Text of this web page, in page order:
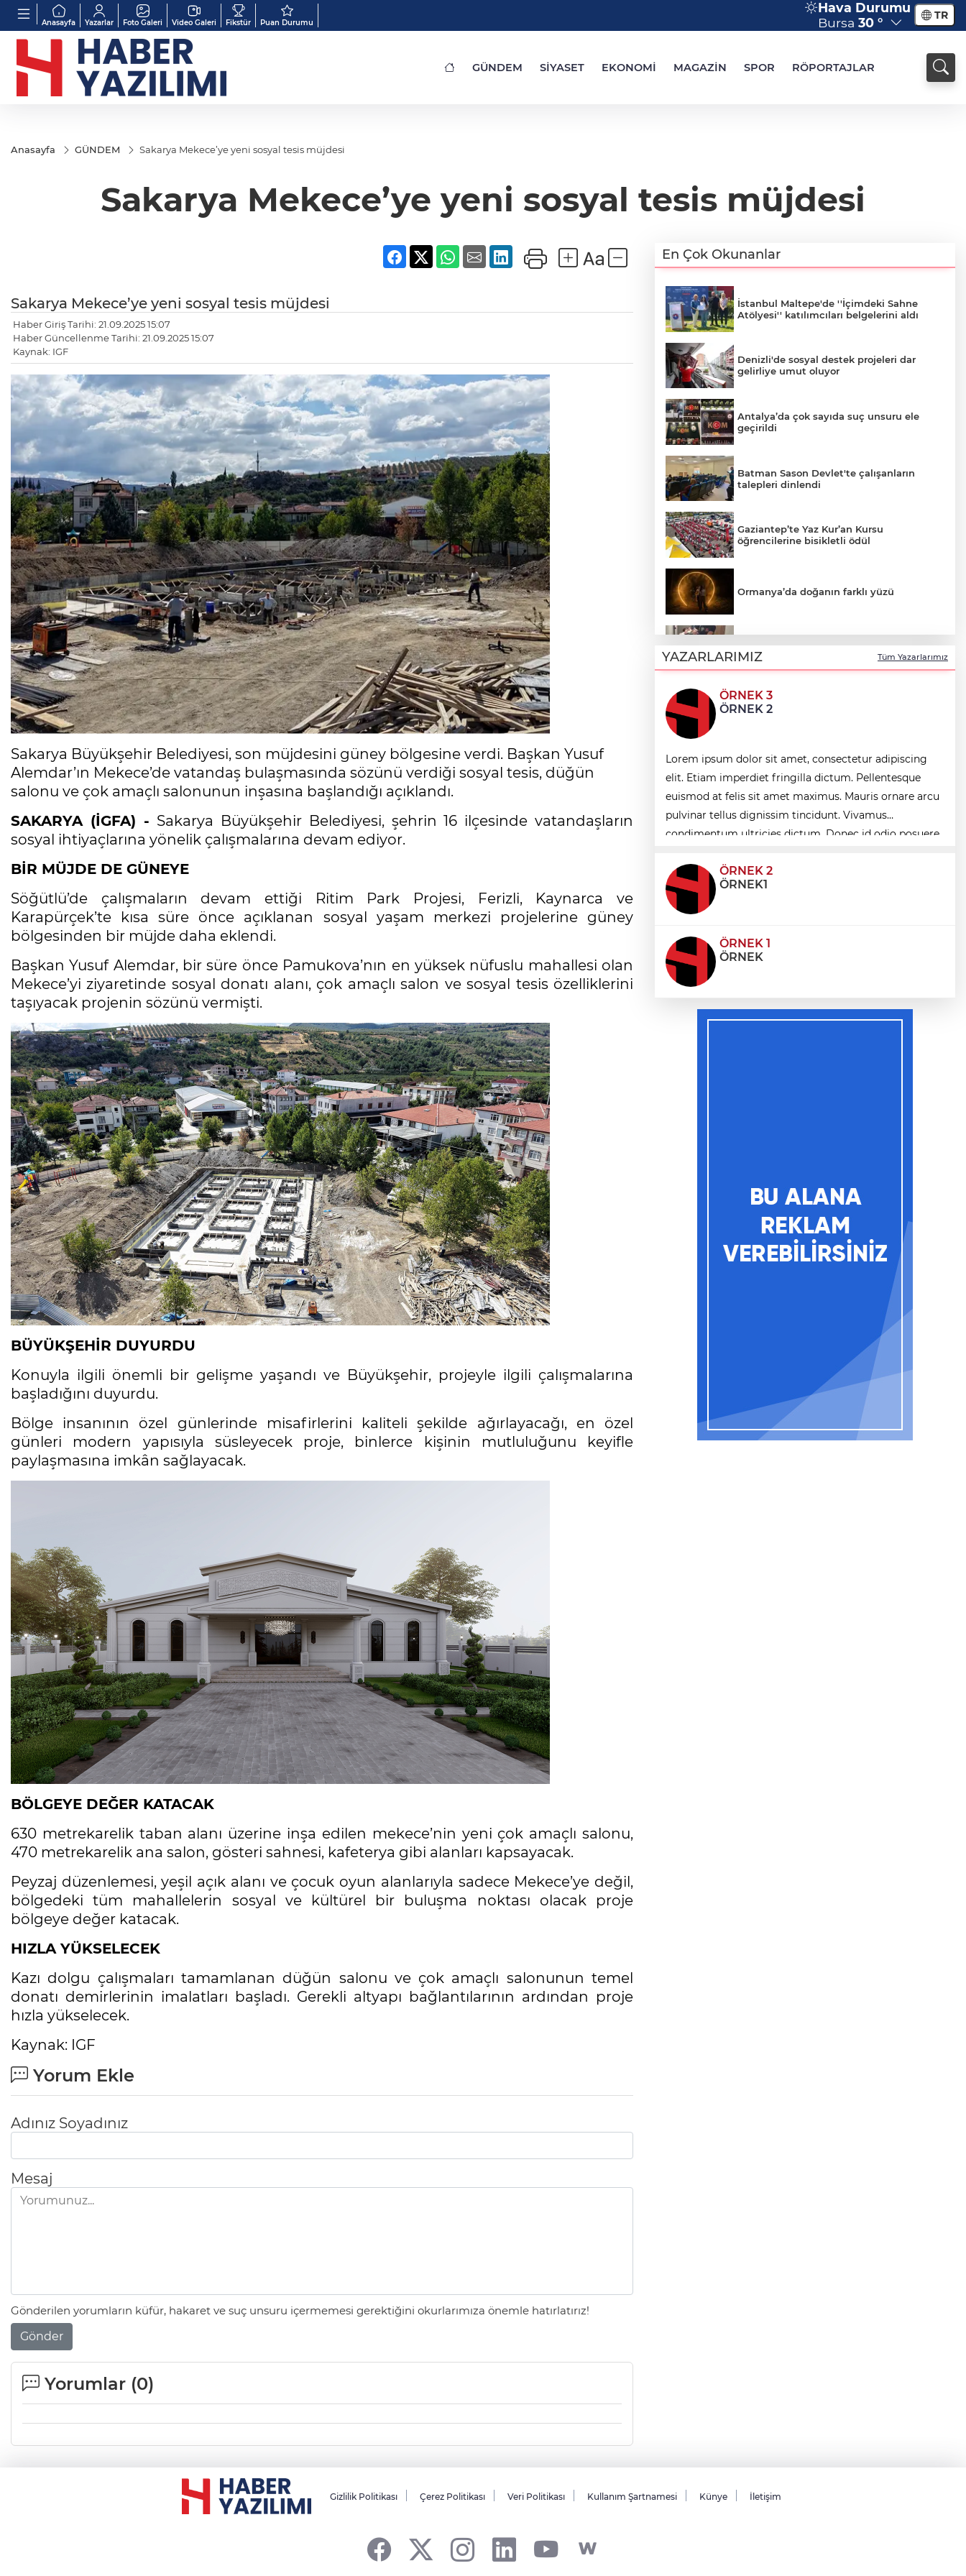
Anasayfa Yazarlar Foto Galeri Video Galeri Fikstür Puan Durumu
Hava Durumu
Bursa 30 ° TR
GÜNDEM SİYASET EKONOMİ MAGAZİN SPOR RÖPORTAJLAR
Anasayfa GÜNDEM Sakarya Mekece’ye yeni sosyal tesis müjdesi
Sakarya Mekece’ye yeni sosyal tesis müjdesi
Sakarya Mekece’ye yeni sosyal tesis müjdesi
Haber Giriş Tarihi: 21.09.2025 15:07
Haber Güncellenme Tarihi: 21.09.2025 15:07
Kaynak: IGF
Sakarya Büyükşehir Belediyesi, son müjdesini güney bölgesine verdi. Başkan Yusuf
Alemdar’ın Mekece’de vatandaş bulaşmasında sözünü verdiği sosyal tesis, düğün
salonu ve çok amaçlı salonunun inşasına başlandığı açıklandı.
SAKARYA (İGFA) - Sakarya Büyükşehir Belediyesi, şehrin 16 ilçesinde vatandaşların
sosyal ihtiyaçlarına yönelik çalışmalarına devam ediyor.
BİR MÜJDE DE GÜNEYE
Söğütlü’de çalışmaların devam ettiği Ritim Park Projesi, Ferizli, Kaynarca ve
Karapürçek’te kısa süre önce açıklanan sosyal yaşam merkezi projelerine güney
bölgesinden bir müjde daha eklendi.
Başkan Yusuf Alemdar, bir süre önce Pamukova’nın en yüksek nüfuslu mahallesi olan
Mekece’yi ziyaretinde sosyal donatı alanı, çok amaçlı salon ve sosyal tesis özelliklerini
taşıyacak projenin sözünü vermişti.
BÜYÜKŞEHİR DUYURDU
Konuyla ilgili önemli bir gelişme yaşandı ve Büyükşehir, projeyle ilgili çalışmalarına
başladığını duyurdu.
Bölge insanının özel günlerinde misafirlerini kaliteli şekilde ağırlayacağı, en özel
günleri modern yapısıyla süsleyecek proje, binlerce kişinin mutluluğunu keyifle
paylaşmasına imkân sağlayacak.
BÖLGEYE DEĞER KATACAK
630 metrekarelik taban alanı üzerine inşa edilen mekece’nin yeni çok amaçlı salonu,
470 metrekarelik ana salon, gösteri sahnesi, kafeterya gibi alanları kapsayacak.
Peyzaj düzenlemesi, yeşil açık alanı ve çocuk oyun alanlarıyla sadece Mekece’ye değil,
bölgedeki tüm mahallelerin sosyal ve kültürel bir buluşma noktası olacak proje
bölgeye değer katacak.
HIZLA YÜKSELECEK
Kazı dolgu çalışmaları tamamlanan düğün salonu ve çok amaçlı salonunun temel
donatı demirlerinin imalatları başladı. Gerekli altyapı bağlantılarının ardından proje
hızla yükselecek.
Kaynak: IGF
Yorum Ekle
Adınız Soyadınız
Mesaj
Gönderilen yorumların küfür, hakaret ve suç unsuru içermemesi gerektiğini okurlarımıza önemle hatırlatırız!
Gönder
Yorumlar (0)
En Çok Okunanlar
İstanbul Maltepe'de ''İçimdeki Sahne
Atölyesi'' katılımcıları belgelerini aldı
Denizli'de sosyal destek projeleri dar
gelirliye umut oluyor
Antalya’da çok sayıda suç unsuru ele
geçirildi
Batman Sason Devlet'te çalışanların
talepleri dinlendi
Gaziantep’te Yaz Kur’an Kursu
öğrencilerine bisikletli ödül
Ormanya’da doğanın farklı yüzü
İstanbul’da suç çetelerine operasyon!
BİK’ten gazete ve internet haber
sitelerine mevzuat eğitimi
Manisa'da 25 yıllık soruna neşter
Sağlık çalışanlarından ücret ve emeklilik
reformu çağrısı
YAZARLARIMIZ Tüm Yazarlarımız
ÖRNEK 3
ÖRNEK 2
Lorem ipsum dolor sit amet, consectetur adipiscing
elit. Etiam imperdiet fringilla dictum. Pellentesque
euismod at felis sit amet maximus. Mauris ornare arcu
pulvinar tellus dignissim tincidunt. Vivamus
condimentum ultricies dictum. Donec id odio posuere,
ÖRNEK 2
ÖRNEK1
ÖRNEK 1
ÖRNEK
Gizlilik Politikası Çerez Politikası Veri Politikası Kullanım Şartnamesi Künye İletişim